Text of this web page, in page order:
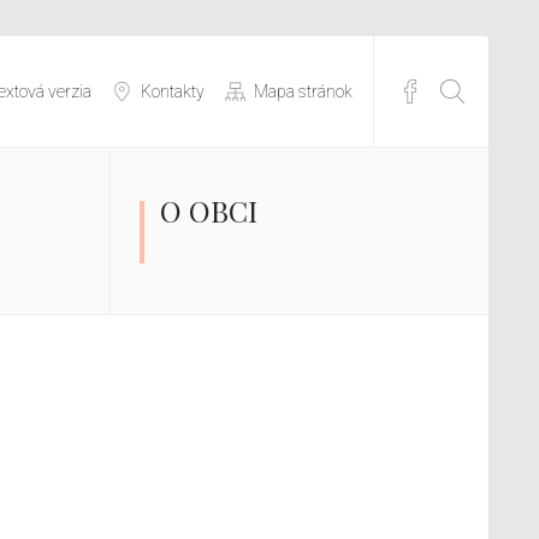
verzia Kontakty Mapa stránok
O OBCI